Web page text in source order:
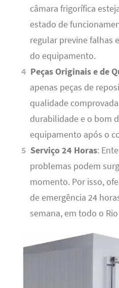
câmara frigorífica
estado de
regular previne falhas
do equipamento.
Peças Originais e de
apenas peças de
qualidade
durabilidade e o bom
equipamento após o
Serviço 24 Horas:
problemas podem
momento. Por isso,
de emergência 24
semana, em todo o